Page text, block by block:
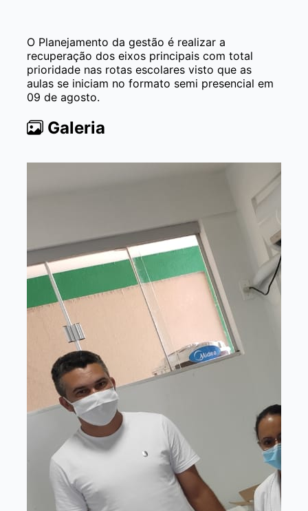
O Planejamento da gestão é realizar a
recuperação dos eixos principais com total
prioridade nas rotas escolares visto que as
aulas se iniciam no formato semi presencial em
09 de agosto.
Galeria